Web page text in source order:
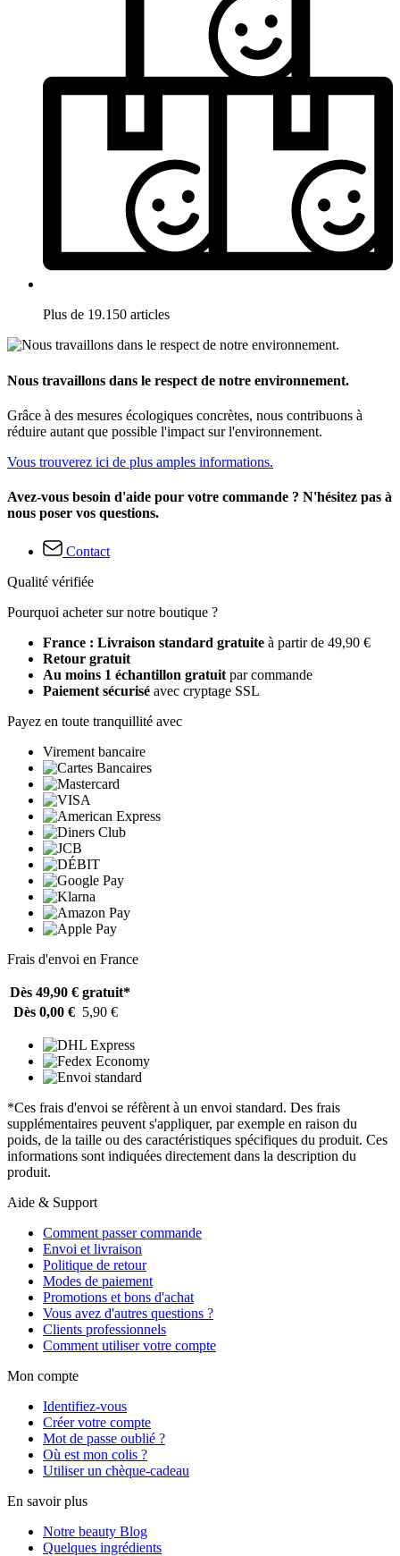
Plus de 19.150 articles
Nous travaillons dans le respect de notre environnement.
Grâce à des mesures écologiques concrètes, nous contribuons à
réduire autant que possible l'impact sur l'environnement.
Vous trouverez ici de plus amples informations.
Avez-vous besoin d'aide pour votre commande ? N'hésitez pas à
nous poser vos questions.
Contact
Qualité vérifiée
Pourquoi acheter sur notre boutique ?
France : Livraison standard gratuite à partir de 49,90 €
Retour gratuit
Au moins 1 échantillon gratuit par commande
Paiement sécurisé avec cryptage SSL
Payez en toute tranquillité avec
Virement bancaire
Frais d'envoi en France
Dès 49,90 € gratuit*
Dès 0,00 € 5,90 €
*Ces frais d'envoi se réfèrent à un envoi standard. Des frais
supplémentaires peuvent s'appliquer, par exemple en raison du
poids, de la taille ou des caractéristiques spécifiques du produit. Ces
informations sont indiquées directement dans la description du
produit.
Aide & Support
Comment passer commande
Envoi et livraison
Politique de retour
Modes de paiement
Promotions et bons d'achat
Vous avez d'autres questions ?
Clients professionnels
Comment utiliser votre compte
Mon compte
Identifiez-vous
Créer votre compte
Mot de passe oublié ?
Où est mon colis ?
Utiliser un chèque-cadeau
En savoir plus
Notre beauty Blog
Quelques ingrédients